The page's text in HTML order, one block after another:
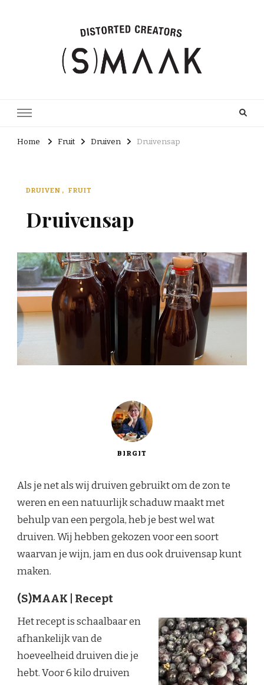
Home Fruit Druiven Druivensap
DRUIVEN FRUIT
Druivensap
BIRGIT
Als je net als wij druiven gebruikt om de zon te
weren en een natuurlijk schaduw maakt met
behulp van een pergola, heb je best wel wat
druiven. Wij hebben gekozen voor een soort
waarvan je wijn, jam en dus ook druivensap kunt
maken.
(S)MAAK | Recept
Het recept is schaalbaar en
afhankelijk van de
hoeveelheid druiven die je
hebt. Voor 6 kilo druiven